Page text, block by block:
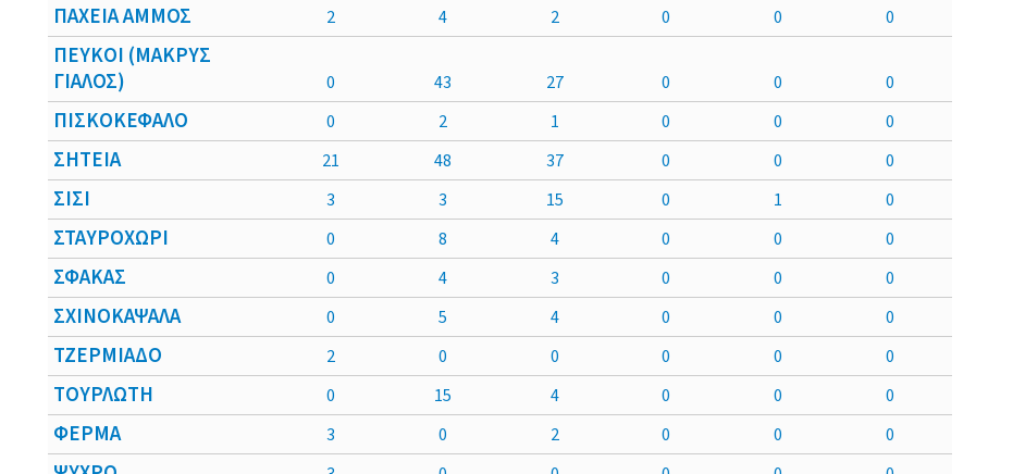
ΠΑΧΕΙΑ ΑΜΜΟΣ 2 4 2 0 0 0
ΠΕΥΚΟΙ (ΜΑΚΡΥΣ
ΓΙΑΛΟΣ)
0 43 27 0 0 0
ΠΙΣΚΟΚΕΦΑΛΟ 0 2 1 0 0 0
ΣΗΤΕΙΑ 21 48 37 0 0 0
ΣΙΣΙ 3 3 15 0 1 0
ΣΤΑΥΡΟΧΩΡΙ 0 8 4 0 0 0
ΣΦΑΚΑΣ 0 4 3 0 0 0
ΣΧΙΝΟΚΑΨΑΛΑ 0 5 4 0 0 0
ΤΖΕΡΜΙΑΔΟ 2 0 0 0 0 0
ΤΟΥΡΛΩΤΗ 0 15 4 0 0 0
ΦΕΡΜΑ 3 0 2 0 0 0